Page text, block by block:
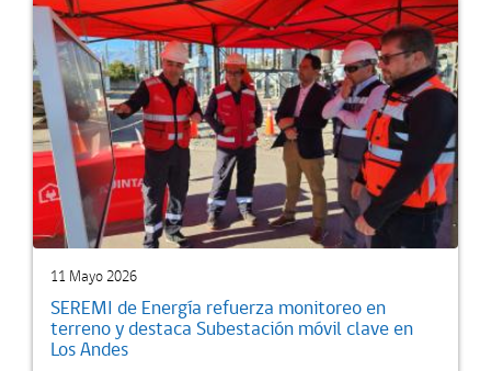
11 Mayo 2026
SEREMI de Energía refuerza monitoreo en
terreno y destaca Subestación móvil clave en
Los Andes